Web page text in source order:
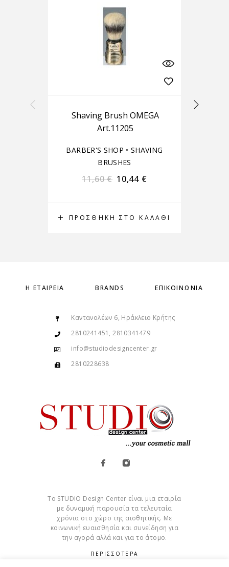
ΠΡΟΣΘΉΚΗ ΣΤΟ ΚΑΛΆΘΙ
Shaving Brush OMEGA
Art.11205
BARBER'S SHOP •SHAVING
BRUSHES
11,60€ 10,44 €
Η ΕΤΑΙΡΕΊΑ BRANDS ΕΠΙΚΟΙΝΩΝΊΑ
Καντανολέων 6, Ηράκλειο Κρήτης
2810241451, 2810341479
info@studiodesigncenter.gr
2810228638
Το STUDIO Design Center είναι μια εταιρία
με δυναμική παρουσία τα τελευταία
χρόνια στο χώρο της αισθητικής. Με
κοινωνική ευαισθησία και συνείδηση για
την αγορά αλλά και για το άτομο.
ΠΕΡΙΣΣΟΤΕΡΑ